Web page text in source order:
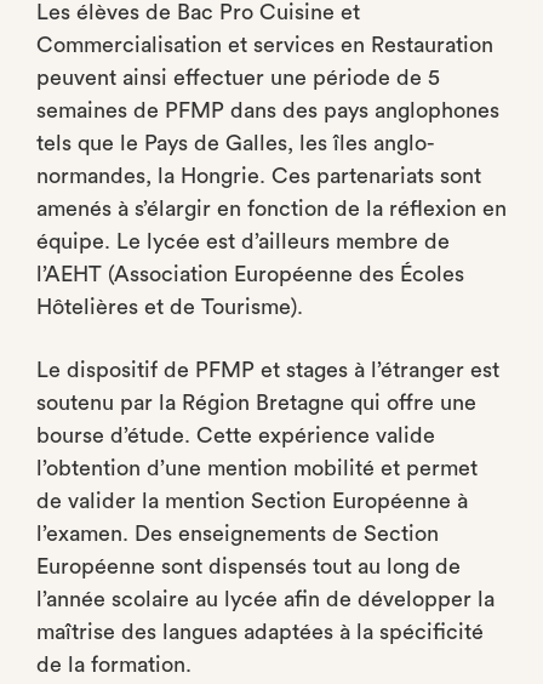
Les élèves de Bac Pro Cuisine et
Commercialisation et services en Restauration
peuvent ainsi effectuer une période de 5
semaines de PFMP dans des pays anglophones
tels que le Pays de Galles, les îles anglo-
normandes, la Hongrie. Ces partenariats sont
amenés à s’élargir en fonction de la réflexion en
équipe. Le lycée est d’ailleurs membre de
l’AEHT (Association Européenne des Écoles
Hôtelières et de Tourisme).
Le dispositif de PFMP et stages à l’étranger est
soutenu par la Région Bretagne qui offre une
bourse d’étude. Cette expérience valide
l’obtention d’une mention mobilité et permet
de valider la mention Section Européenne à
l’examen. Des enseignements de Section
Européenne sont dispensés tout au long de
l’année scolaire au lycée afin de développer la
maîtrise des langues adaptées à la spécificité
de la formation.